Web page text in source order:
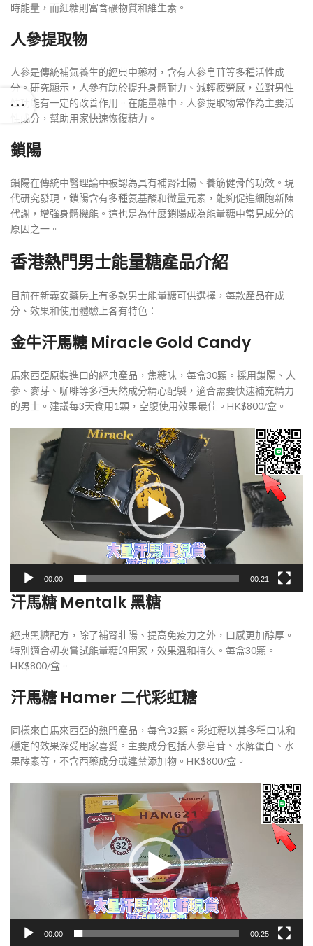
時能量，而紅糖則富含礦物質和維生素。
人參提取物
人參是傳統補氣養生的經典中藥材，含有人參皂苷等多種活性成
分。研究顯示，人參有助於提升身體耐力、減輕疲勞感，並對男性
性功能有一定的改善作用。在能量糖中，人參提取物常作為主要活
性成分，幫助用家快速恢復精力。
鎖陽
鎖陽在傳統中醫理論中被認為具有補腎壯陽、養筋健骨的功效。現
代研究發現，鎖陽含有多種氨基酸和微量元素，能夠促進細胞新陳
代謝，增強身體機能。這也是為什麼鎖陽成為能量糖中常見成分的
原因之一。
香港熱門男士能量糖產品介紹
目前在新義安藥房上有多款男士能量糖可供選擇，每款產品在成
分、效果和使用體驗上各有特色：
金牛汗馬糖 Miracle Gold Candy
馬來西亞原裝進口的經典產品，焦糖味，每盒30顆。採用鎖陽、人
參、麥芽、咖啡等多種天然成分精心配製，適合需要快速補充精力
的男士。建議每3天食用1顆，空腹使用效果最佳。HK$800/盒。
00:00 00:21
汗馬糖 Mentalk 黑糖
經典黑糖配方，除了補腎壯陽、提高免疫力之外，口感更加醇厚。
特別適合初次嘗試能量糖的用家，效果溫和持久。每盒30顆。
HK$800/盒。
汗馬糖 Hamer 二代彩虹糖
同樣來自馬來西亞的熱門產品，每盒32顆。彩虹糖以其多種口味和
穩定的效果深受用家喜愛。主要成分包括人參皂苷、水解蛋白、水
果酵素等，不含西藥成分或違禁添加物。HK$800/盒。
00:00 00:25